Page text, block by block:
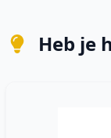
Heb je